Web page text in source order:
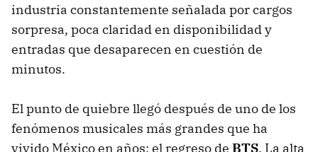
industria constantemente señalada por cargos
sorpresa, poca claridad en disponibilidad y
entradas que desaparecen en cuestión de
minutos.
El punto de quiebre llegó después de uno de los
fenómenos musicales más grandes que ha
vivido México en años: el regreso de BTS. La alta